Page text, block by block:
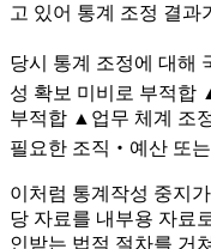
고 있어 통계 조정 결과
당시 통계 조정에 대해
성 확보 미비로 부적합
부적합 ▲ 업무 체계 조
필요한 조직 ‧ 예산 또
이처럼 통계작성 중지
당 자료를 내부용 자료
인받는 법적 절차를 거